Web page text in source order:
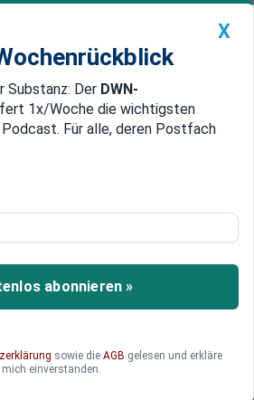
DWN: Geldanlage Premium
DWN-Magazin China
richtig: Sonnen-
2012 nur knapp
verfehlte die Erde
er unseren Planeten
Werke in Flammen
X
Substanz: Der DWN-
1x/Woche die wichtigsten
Für alle, deren Postfach
abonnieren »
sowie die AGB gelesen und erkläre
mich einverstanden.